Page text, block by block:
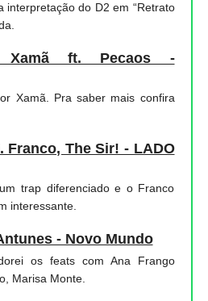
interpretação do D2 em “Retrato
Xamã ft. Pecaos -
Xamã. Pra saber mais confira
Franco, The Sir! - LADO
trap diferenciado e o Franco
interessante.
- Novo Mundo
os feats com Ana Frango
Marisa Monte.